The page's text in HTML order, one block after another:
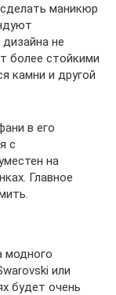
маникюр
не
более стойкими
камни и другой
в его
с
на
Главное
модного
или
будет очень